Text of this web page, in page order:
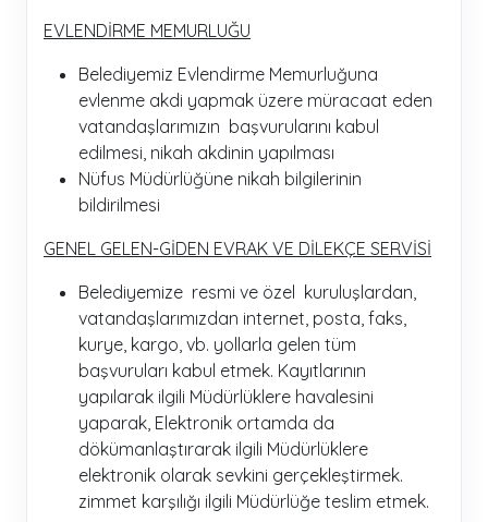
EVLENDİRME MEMURLUĞU
Belediyemiz Evlendirme Memurluğuna
evlenme akdi yapmak üzere müracaat eden
vatandaşlarımızın başvurularını kabul
edilmesi, nikah akdinin yapılması
Nüfus Müdürlüğüne nikah bilgilerinin
bildirilmesi
GENEL GELEN-GİDEN EVRAK VE DİLEKÇE SERVİSİ
Belediyemize resmi ve özel kuruluşlardan,
vatandaşlarımızdan internet, posta, faks,
kurye, kargo, vb. yollarla gelen tüm
başvuruları kabul etmek. Kayıtlarının
yapılarak ilgili Müdürlüklere havalesini
yaparak, Elektronik ortamda da
dökümanlaştırarak ilgili Müdürlüklere
elektronik olarak sevkini gerçekleştirmek.
zimmet karşılığı ilgili Müdürlüğe teslim etmek.